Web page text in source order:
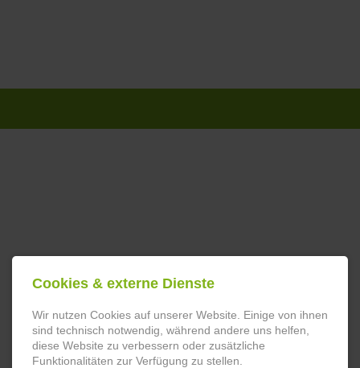
Cookies & externe Dienste
Wir nutzen Cookies auf unserer Website. Einige von ihnen
sind technisch notwendig, während andere uns helfen,
diese Website zu verbessern oder zusätzliche
Funktionalitäten zur Verfügung zu stellen.